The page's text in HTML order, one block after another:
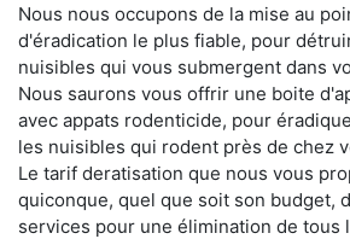
Nous nous occupons de la mise au
d'éradication le plus fiable, pour
nuisibles qui vous submergent dans
Nous saurons vous offrir une boite
avec appats rodenticide, pour
les nuisibles qui rodent près de chez
Le tarif deratisation que nous vous
quiconque, quel que soit son budget,
services pour une élimination de tous